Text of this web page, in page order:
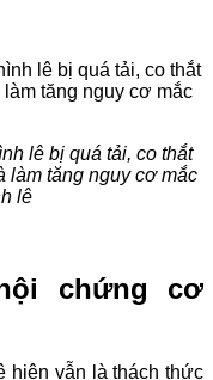
lê bị quá tải, co thắt
làm tăng nguy cơ mắc
lê
chứng cơ
hiện vẫn là thách thức